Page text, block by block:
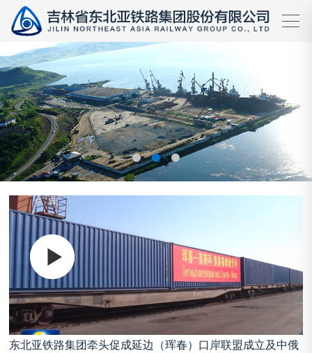
东北亚铁路集团牵头促成延边（珲春）口岸联盟成立及中俄